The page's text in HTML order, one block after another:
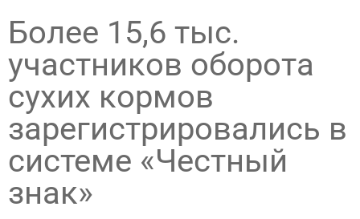
Более 15,6 тыс.
участников оборота
сухих кормов
зарегистрировались в
системе «Честный
знак»